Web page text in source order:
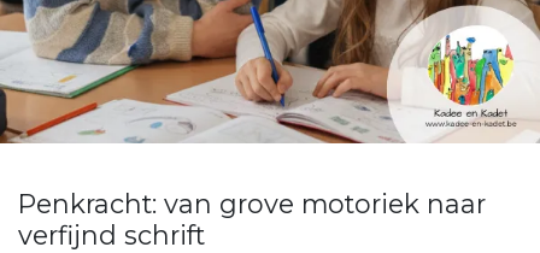
Penkracht: van grove motoriek naar
verfijnd schrift